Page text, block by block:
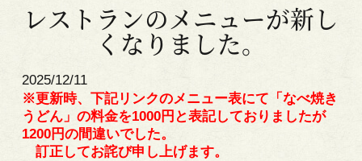
レストランのメニューが新し
くなりました。
2025/12/11
※更新時、下記リンクのメニュー表にて「なべ焼き
うどん」の料金を1000円と表記しておりましたが
1200円の間違いでした。
訂正してお詫び申し上げます。